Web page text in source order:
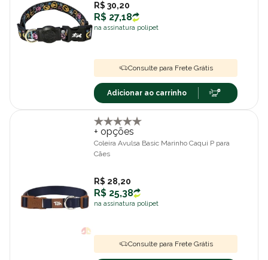
R$ 30,20
R$ 27,18
na assinatura polipet
Consulte para Frete Grátis
Adicionar ao carrinho
+ opções
Coleira Avulsa Basic Marinho Caqui P para
Cães
R$ 28,20
R$ 25,38
na assinatura polipet
Consulte para Frete Grátis